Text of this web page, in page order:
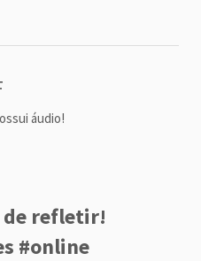
áudio!
de refletir!
#online